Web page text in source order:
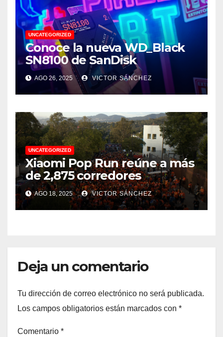
UNCATEGORIZED
Conoce la nueva WD_Black
SN8100 de SanDisk
AGO 26, 2025 VICTOR SÁNCHEZ
UNCATEGORIZED
Xiaomi Pop Run reúne a más
de 2,875 corredores
AGO 18, 2025 VICTOR SÁNCHEZ
Deja un comentario
Tu dirección de correo electrónico no será publicada.
Los campos obligatorios están marcados con *
Comentario *